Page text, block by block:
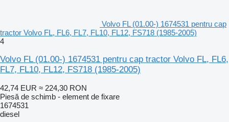
Volvo FL (01.00-) 1674531 pentru cap
tractor Volvo FL, FL6, FL7, FL10, FL12, FS718 (1985-2005)
4
Volvo FL (01.00-) 1674531 pentru cap tractor Volvo FL, FL6,
FL7, FL10, FL12, FS718 (1985-2005)
42,74 EUR ≈ 224,30 RON
Piesă de schimb - element de fixare
1674531
diesel